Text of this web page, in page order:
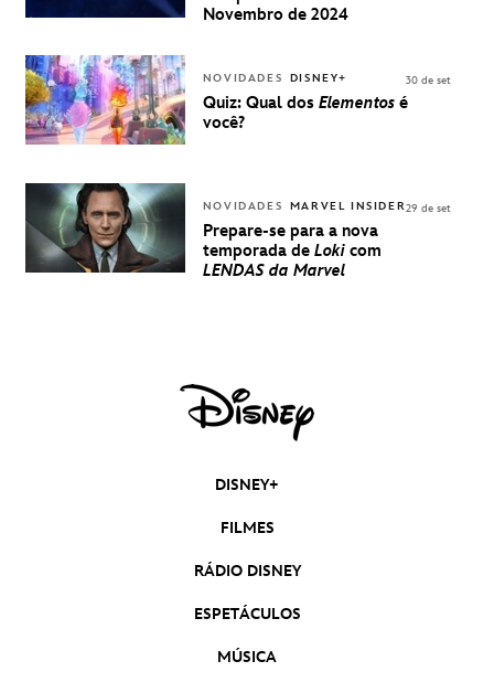
UMA
DISNEY
Novembro de 2024
NOVIDADES DISNEY+
Quiz: Qual dos Elementos é
você?
30 de set
NOVIDADES MARVEL INSIDER
Prepare-se para a nova
temporada de Loki com
LENDAS da Marvel
29 de set
DISNEY+
FILMES
RÁDIO DISNEY
ESPETÁCULOS
MÚSICA